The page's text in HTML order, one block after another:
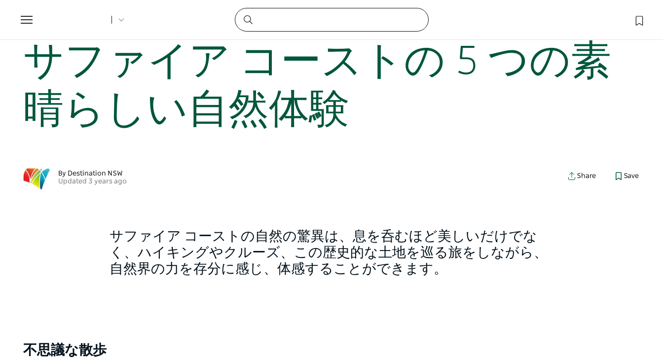
Toggle
navigation
サファイア コーストの 5 つの素晴らしい自然体験
サファイア コーストの 5 つの素
晴らしい自然体験
By Destination NSW
Updated 3 years ago
Share Save
サファイア コーストの自然の驚異は、息を呑むほど美しいだけでな
く、ハイキングやクルーズ、この歴史的な土地を巡る旅をしながら、
自然界の力を存分に感じ、体感することができます。
不思議な散歩